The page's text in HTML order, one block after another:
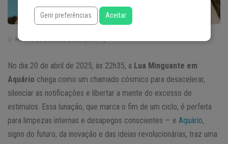
Horário de Brasília | Brasil (GTM -3)
No dia 20 de abril de 2025, às 22h35, a Lua Minguante em
Aquário chega como um chamado cósmico para desacelerar,
silenciar as notificações e libertar a mente do excesso de
estímulos. Essa lunação, que marca o fim de um ciclo, é perfeita
para limpezas internas e desapegos conscientes — e Aquário,
signo do futuro, da inovação e das ideias revolucionárias, traz uma
Gerir preferências Aceitar